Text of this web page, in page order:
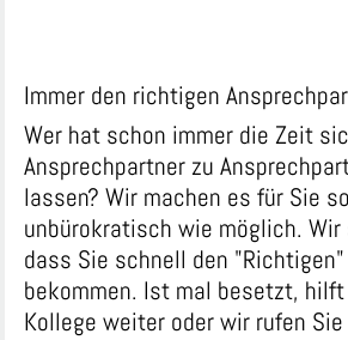
Immer den richtigen
Wer hat schon immer die Zeit
Ansprechpartner zu
lassen? Wir machen es für Sie
unbürokratisch wie möglich. Wir
dass Sie schnell den
bekommen. Ist mal besetzt, hilft
Kollege weiter oder wir rufen